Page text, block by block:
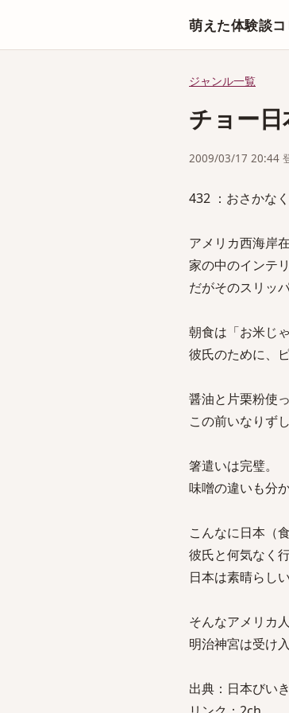
萌えた体験談
ジャンル一覧
チョー
2009/03/17 20:44
432 ：おさかな
アメリカ西海岸
家の中のインテ
だがそのスリッ
朝食は「お米じ
彼氏のために、
醤油と片栗粉使
この前いなりず
箸遣いは完璧。
味噌の違いも分
こんなに日本（
彼氏と何気なく
日本は素晴らし
そんなアメリカ
明治神宮は受け
出典：日本びい